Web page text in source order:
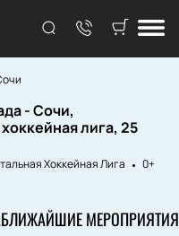
- Сочи,
лига, 25
Хоккейная Лига
0+
БЛИЖАЙШИЕ МЕРОПРИЯТИЯ